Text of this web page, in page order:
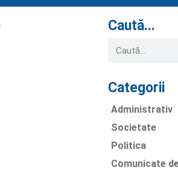
Caută...
Categorii
Administrativ
Societate
Politica
Comunicate